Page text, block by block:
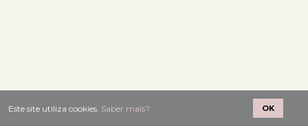
Este site utiliza cookies. Saber mais? OK